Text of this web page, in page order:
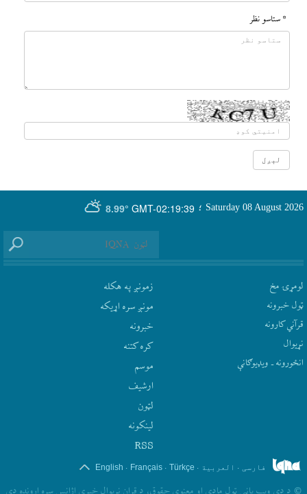
* ستاسو نظر
GMT-02:19:39
8.99° Saturday 08 August 2026 ؛
لومړۍ مخ
ټول خبرونه
قرآني کارونه
نړيوال
انځورونه ـ ویډیوګانې
زمونږ په هکله
مونږ سره اړيکه
‫خبرونه
کره کتنه
موسم
ارشيف
لټون
لينکونه
RSS
فارسی . العربیة .
Türkçe
.
Français
.
English